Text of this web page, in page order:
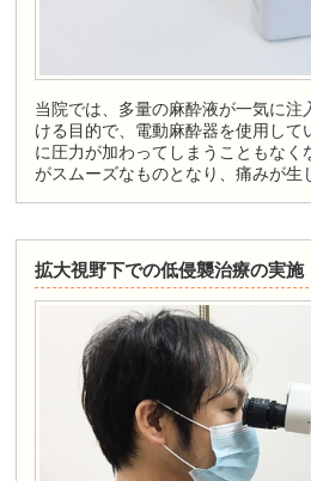
当院では、多量の麻酔液が一気に注
ける目的で、電動麻酔器を使用して
に圧力が加わってしまうこともなく
がスムーズなものとなり、痛みが生
拡大視野下での低侵襲治療の実施